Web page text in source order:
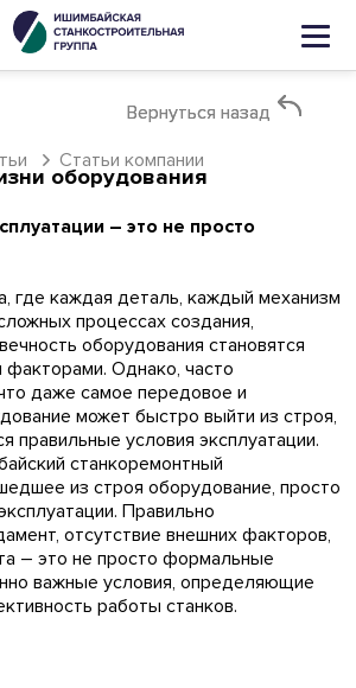
Вернуться назад
Вернуться назад
Статьи компании
оборудования
– это не просто
где каждая деталь, каждый механизм
процессах создания,
оборудования становятся
Однако, часто
даже самое передовое и
может быстро выйти из строя,
правильные условия эксплуатации.
станкоремонтный
из строя оборудование, просто
Правильно
отсутствие внешних факторов,
– это не просто формальные
важные условия, определяющие
работы станков.